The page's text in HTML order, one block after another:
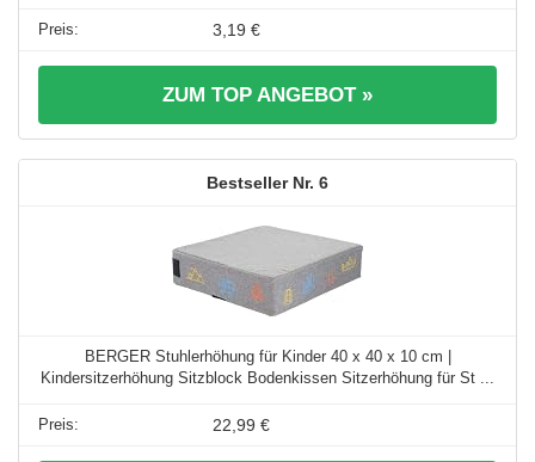
3,19 €
ZUM TOP ANGEBOT »
6
BERGER Stuhlerhöhung für Kinder 40 x 40 x 10 cm |
Kindersitzerhöhung Sitzblock Bodenkissen Sitzerhöhung für St ...
22,99 €